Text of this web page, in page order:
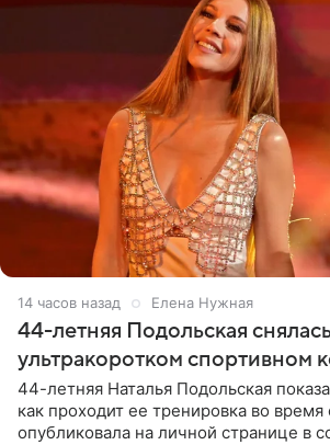
14 часов назад Елена Нужная
44-летняя Подольская
ультракоротком спортивном
44-летняя Наталья Подольская
как проходит ее тренировка во
опубликовала на личной странице в